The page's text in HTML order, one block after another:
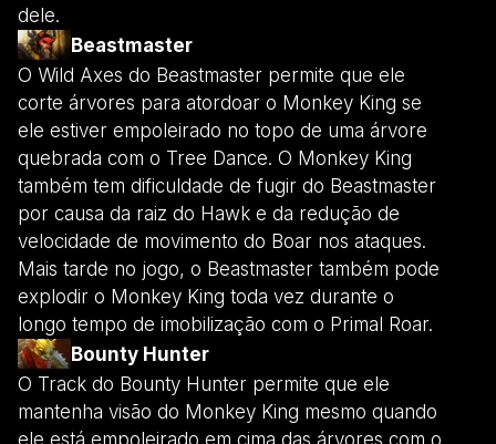
dele.
Beastmaster
O Wild Axes do Beastmaster permite que ele
corte árvores para atordoar o Monkey King se
ele estiver empoleirado no topo de uma árvore
quebrada com o Tree Dance. O Monkey King
também tem dificuldade de fugir do Beastmaster
por causa da raiz do Hawk e da redução de
velocidade de movimento do Boar nos ataques.
Mais tarde no jogo, o Beastmaster também pode
explodir o Monkey King toda vez durante o
longo tempo de imobilização com o Primal Roar.
Bounty Hunter
O Track do Bounty Hunter permite que ele
mantenha visão do Monkey King mesmo quando
ele está empoleirado em cima das árvores com o